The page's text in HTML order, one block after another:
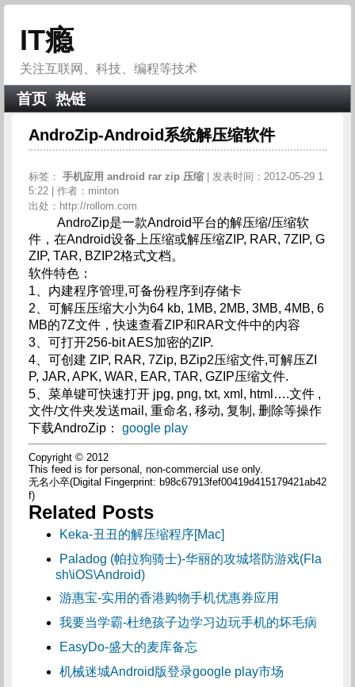
IT瘾
关注互联网、科技、编程等技术
首页 热链
AndroZip-Android系统解压缩软件
标签： 手机应用 android rar zip 压缩
| 发表时间：2012-05-29 1
5:22 | 作者：minton
出处：http://rollom.com
AndroZip是一款Android平台的解压缩/压缩软
件，在Android设备上压缩或解压缩ZIP, RAR, 7ZIP, G
ZIP, TAR, BZIP2格式文档。
软件特色：
1、内建程序管理,可备份程序到存储卡
2、可解压压缩大小为64 kb, 1MB, 2MB, 3MB, 4MB, 6
MB的7Z文件，快速查看ZIP和RAR文件中的内容
3、可打开256-bit AES加密的ZIP.
4、可创建 ZIP, RAR, 7Zip, BZip2压缩文件,可解压ZI
P, JAR, APK, WAR, EAR, TAR, GZIP压缩文件.
5、菜单键可快速打开 jpg, png, txt, xml, html….文件 ,
文件/文件夹发送mail, 重命名, 移动, 复制, 删除等操作
下载AndroZip： google play
Copyright © 2012
This feed is for personal, non-commercial use only.
无名小卒(Digital Fingerprint: b98c67913fef00419d415179421ab42
f)
Related Posts
Keka-丑丑的解压缩程序[Mac]
Paladog (帕拉狗骑士)-华丽的攻城塔防游戏(Fla
sh\iOS\Android)
游惠宝-实用的香港购物手机优惠券应用
我要当学霸-杜绝孩子边学习边玩手机的坏毛病
EasyDo-盛大的麦库备忘
机械迷城Android版登录google play市场